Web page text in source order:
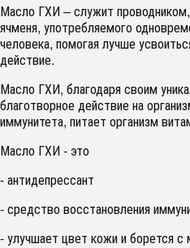
Масло ГХИ – служит
ячменя, употребляемого
человека, помогая лучше
действие.
Масло ГХИ, благодаря своим
благотворное действие на
иммунитета, питает организм
Масло ГХИ - это
- антидепрессант
- средство восстановления
- улучшает цвет кожи и борется